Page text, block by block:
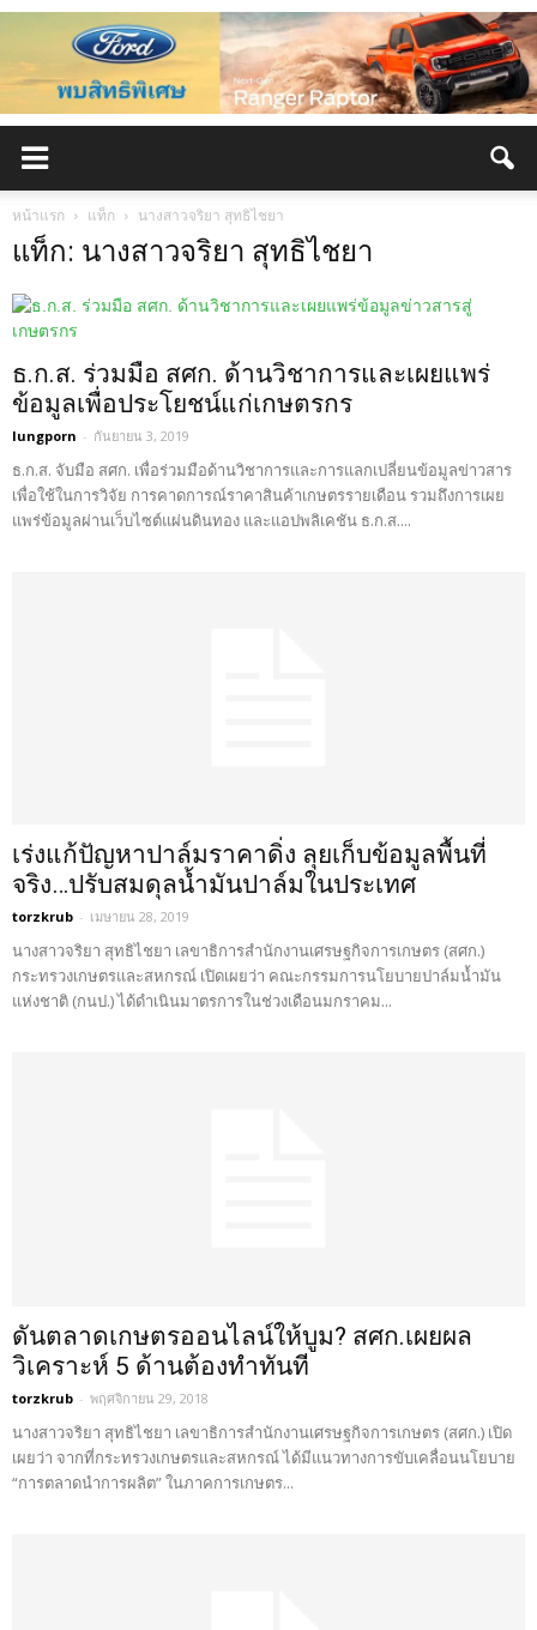
หน้าแรก แท็ก นางสาวจริยา สุทธิไชยา
แท็ก: นางสาวจริยา สุทธิไชยา
ธ.ก.ส. ร่วมมือ สศก. ด้านวิชาการและเผยแพร่
ข้อมูลเพื่อประโยชน์แก่เกษตรกร
lungporn - กันยายน 3, 2019
ธ.ก.ส. จับมือ สศก. เพื่อร่วมมือด้านวิชาการและการแลกเปลี่ยนข้อมูลข่าวสาร
เพื่อใช้ในการวิจัย การคาดการณ์ราคาสินค้าเกษตรรายเดือน รวมถึงการเผย
แพร่ข้อมูลผ่านเว็บไซต์แผ่นดินทอง และแอปพลิเคชัน ธ.ก.ส....
เร่งแก้ปัญหาปาล์มราคาดิ่ง ลุยเก็บข้อมูลพื้นที่
จริง…ปรับสมดุลน้ำมันปาล์มในประเทศ
torzkrub - เมษายน 28, 2019
นางสาวจริยา สุทธิไชยา เลขาธิการสำนักงานเศรษฐกิจการเกษตร (สศก.)
กระทรวงเกษตรและสหกรณ์ เปิดเผยว่า คณะกรรมการนโยบายปาล์มน้ำมัน
แห่งชาติ (กนป.) ได้ดำเนินมาตรการในช่วงเดือนมกราคม...
ดันตลาดเกษตรออนไลน์ให้บูม? สศก.เผยผล
วิเคราะห์ 5 ด้านต้องทำทันที
torzkrub - พฤศจิกายน 29, 2018
นางสาวจริยา สุทธิไชยา เลขาธิการสำนักงานเศรษฐกิจการเกษตร (สศก.) เปิด
เผยว่า จากที่กระทรวงเกษตรและสหกรณ์ ได้มีแนวทางการขับเคลื่อนนโยบาย
“การตลาดนำการผลิต” ในภาคการเกษตร...